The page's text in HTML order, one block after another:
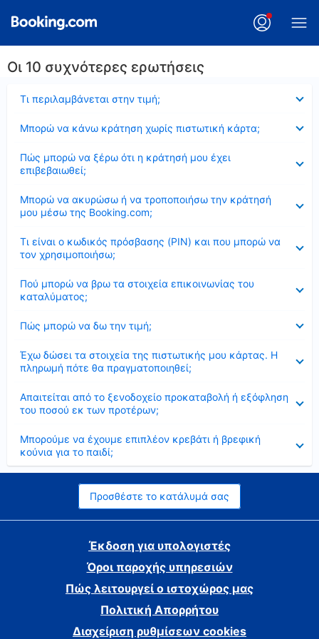
Οι 10 συχνότερες ερωτήσεις
Τι περιλαμβάνεται στην τιμή;
Μπορώ να κάνω κράτηση χωρίς πιστωτική κάρτα;
Πώς μπορώ να ξέρω ότι η κράτησή μου έχει
επιβεβαιωθεί;
Μπορώ να ακυρώσω ή να τροποποιήσω την κράτησή
μου μέσω της Booking.com;
Τι είναι ο κωδικός πρόσβασης (PIN) και που μπορώ να
τον χρησιμοποιήσω;
Πού μπορώ να βρω τα στοιχεία επικοινωνίας του
καταλύματος;
Πώς μπορώ να δω την τιμή;
Έχω δώσει τα στοιχεία της πιστωτικής μου κάρτας. Η
πληρωμή πότε θα πραγματοποιηθεί;
Απαιτείται από το ξενοδοχείο προκαταβολή ή εξόφληση
του ποσού εκ των προτέρων;
Μπορούμε να έχουμε επιπλέον κρεβάτι ή βρεφική
κούνια για το παιδί;
Προσθέστε το κατάλυμά σας
Έκδοση για υπολογιστές
Όροι παροχής υπηρεσιών
Πώς λειτουργεί ο ιστοχώρος μας
Πολιτική Απορρήτου
Διαχείριση ρυθμίσεων cookies